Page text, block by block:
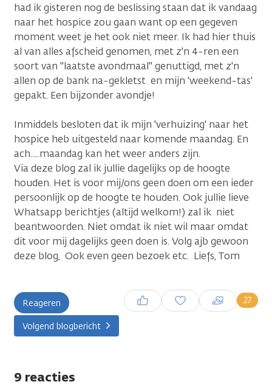
had ik gisteren nog de beslissing staan dat ik vandaag
naar het hospice zou gaan want op een gegeven
moment weet je het ook niet meer. Ik had hier thuis
al van alles afscheid genomen, met z'n 4-ren een
soort van "laatste avondmaal" genuttigd, met z'n
allen op de bank na-gekletst en mijn 'weekend-tas'
gepakt. Een bijzonder avondje!
Inmiddels besloten dat ik mijn 'verhuizing' naar het
hospice heb uitgesteld naar komende maandag. En
ach.....maandag kan het weer anders zijn.
Via deze blog zal ik jullie dagelijks op de hoogte
houden. Het is voor mij/ons geen doen om een ieder
persoonlijk op de hoogte te houden. Ook jullie lieve
Whatsapp berichtjes (altijd welkom!) zal ik niet
beantwoorden. Niet omdat ik niet wil maar omdat
dit voor mij dagelijks geen doen is. Volg ajb gewoon
deze blog, Ook even geen bezoek etc. Liefs, Tom
Reageren 27
Inloggen om een reactie te
plaatsen
Volgend blogbericht
9 reacties